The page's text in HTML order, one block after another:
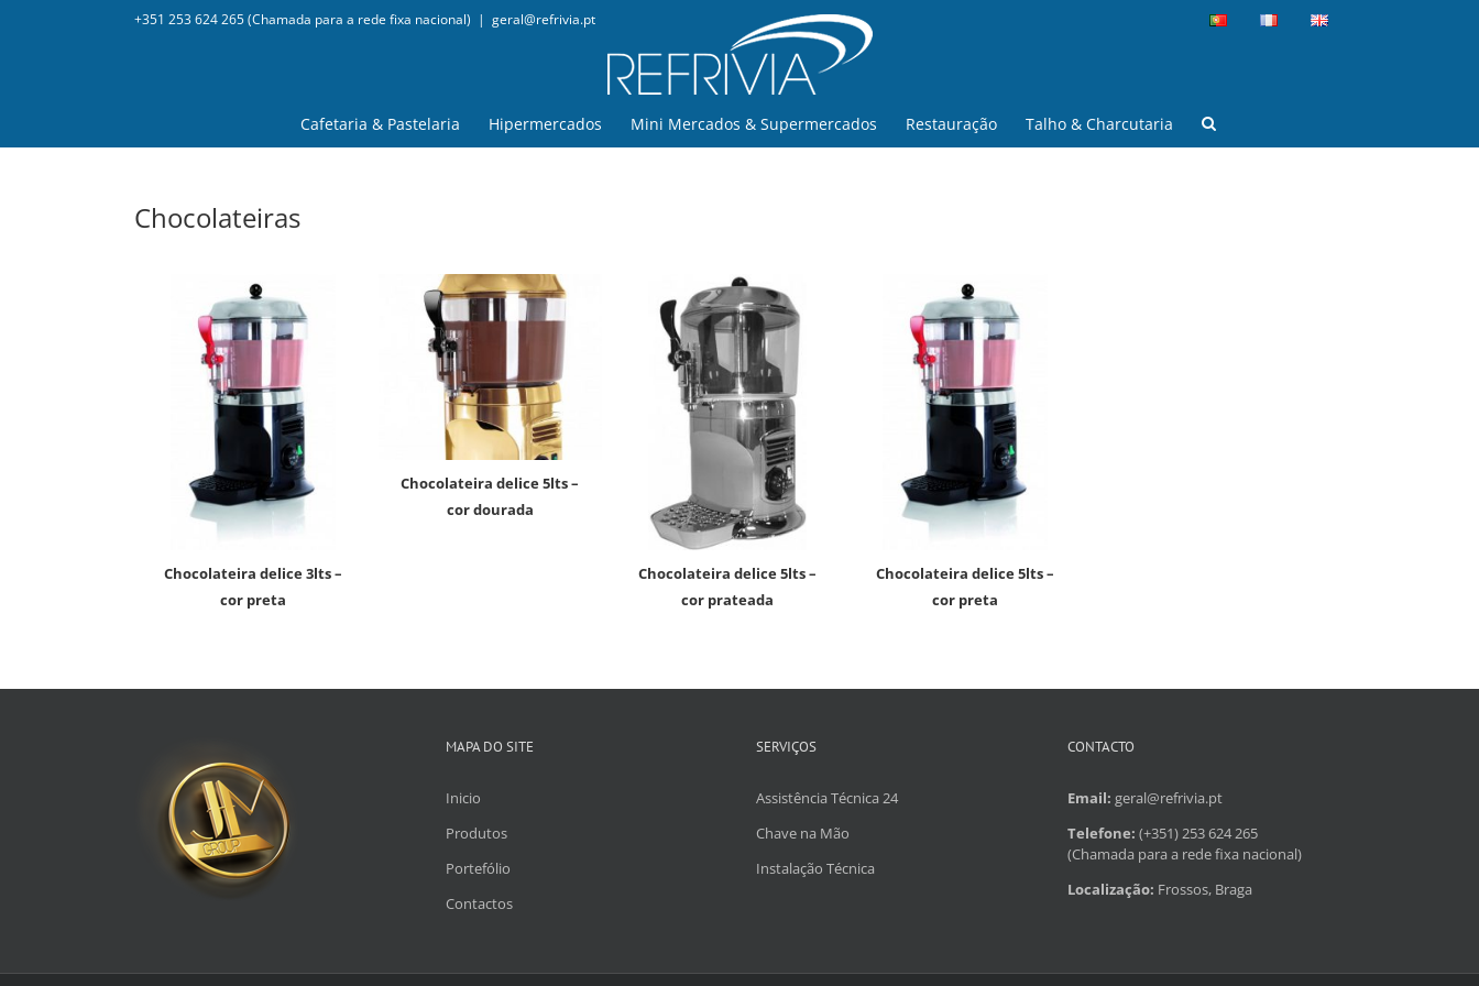
+351 253 624 265 (Chamada para a rede fixa nacional) | geral@refrivia.pt
Cafetaria & Pastelaria Hipermercados Mini Mercados & Supermercados Restauração Talho & Charcutaria
Chocolateiras
chocolateira delice 3lts –
cor preta
chocolateira delice 5lts –
cor dourada
chocolateira delice 5lts –
cor prateada
chocolateira delice 5lts –
cor preta
MAPA DO SITE
Inicio
Produtos
Portefólio
Contactos
SERVIÇOS
Assistência Técnica 24
Chave na Mão
Instalação Técnica
CONTACTO
Email: geral@refrivia.pt
Telefone: (+351) 253 624 265
(Chamada para a rede fixa nacional)
Localização: Frossos, Braga